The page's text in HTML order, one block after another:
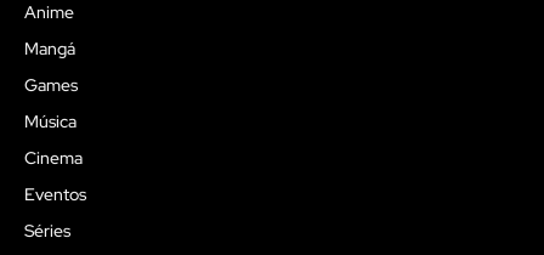
Anime
Mangá
Games
Música
Cinema
Eventos
Séries